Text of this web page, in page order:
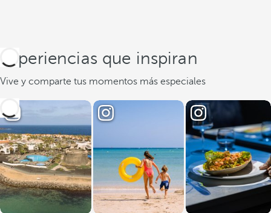
Experiencias que inspiran
Vive y comparte tus momentos más especiales